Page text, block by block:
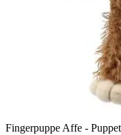
Fingerpuppe Affe -